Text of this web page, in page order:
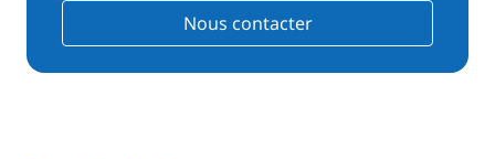
Nous contacter